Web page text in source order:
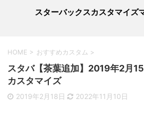
スターバックスカスタマイズ
HOME > おすすめカスタム >
スタバ【茶葉追加】2019年2月
カスタマイズ
2019年2月18日 2022年11月10日